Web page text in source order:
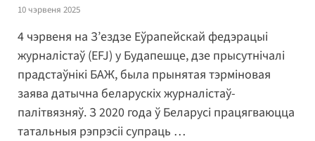
10 чэрвеня 2025
4 чэрвеня на З’ездзе Еўрапейскай федэрацыі
журналістаў (EFJ) у Будапешце, дзе прысутнічалі
прадстаўнікі БАЖ, была прынятая тэрміновая
заява датычна беларускіх журналістаў-
палітвязняў. З 2020 года ў Беларусі працягваюцца
татальныя рэпрэсіі супраць …